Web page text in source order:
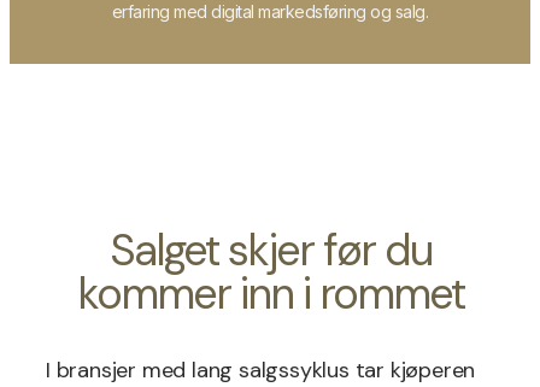
erfaring med digital markedsføring og salg.
Salget skjer før du
kommer inn i rommet
I bransjer med lang salgssyklus tar kjøperen